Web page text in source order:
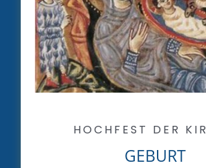
HOCHFEST DER
GEBURT